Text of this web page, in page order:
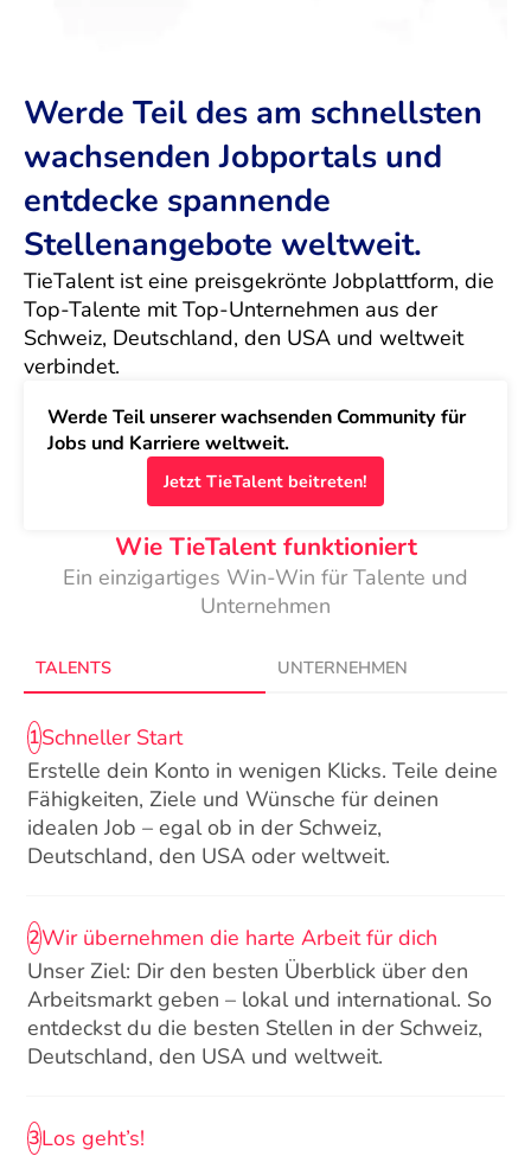
Werde Teil des am schnellsten
wachsenden Jobportals und
entdecke spannende
Stellenangebote weltweit.
TieTalent ist eine preisgekrönte Jobplattform, die
Top-Talente mit Top-Unternehmen aus der
Schweiz, Deutschland, den USA und weltweit
verbindet.
Werde Teil unserer wachsenden Community für
Jobs und Karriere weltweit.
Jetzt TieTalent beitreten!
Wie TieTalent funktioniert
Ein einzigartiges Win-Win für Talente und
Unternehmen
TALENTS UNTERNEHMEN
1Schneller Start
Erstelle dein Konto in wenigen Klicks. Teile deine
Fähigkeiten, Ziele und Wünsche für deinen
idealen Job – egal ob in der Schweiz,
Deutschland, den USA oder weltweit.
2Wir übernehmen die harte Arbeit für dich
Unser Ziel: Dir den besten Überblick über den
Arbeitsmarkt geben – lokal und international. So
entdeckst du die besten Stellen in der Schweiz,
Deutschland, den USA und weltweit.
3Los geht’s!